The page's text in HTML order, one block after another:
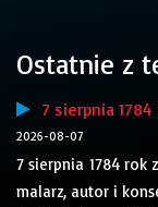
Ostatnie z
7 sierpnia
2026-08-07
7 sierpnia 1784 rok
malarz, autor i